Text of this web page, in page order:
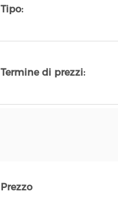
Tipo:
Termine di prezzi:
Prezzo